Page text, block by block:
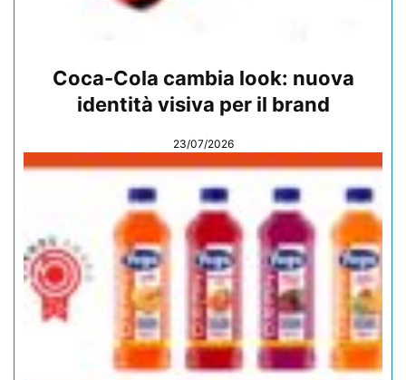
Coca-Cola cambia look: nuova
identità visiva per il brand
23/07/2026